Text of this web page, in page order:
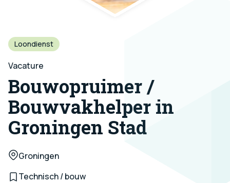
Loondienst
Vacature
Bouwopruimer /
Bouwvakhelper in
Groningen Stad
Groningen
Technisch / bouw